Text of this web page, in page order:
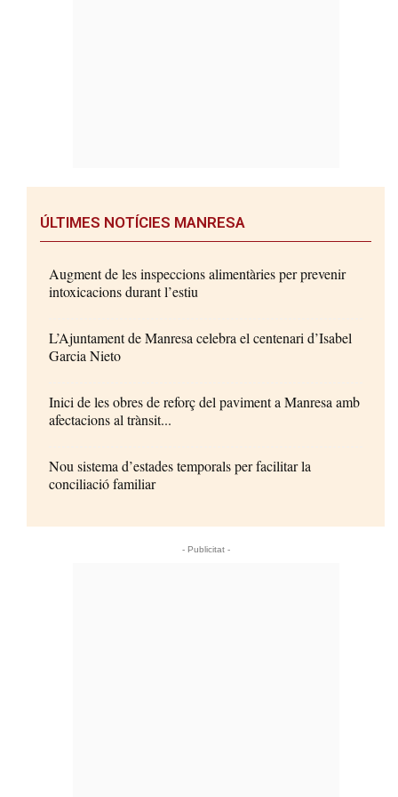
ÚLTIMES NOTÍCIES MANRESA
Augment de les inspeccions alimentàries per prevenir
intoxicacions durant l’estiu
L’Ajuntament de Manresa celebra el centenari d’Isabel
Garcia Nieto
Inici de les obres de reforç del paviment a Manresa amb
afectacions al trànsit...
Nou sistema d’estades temporals per facilitar la
conciliació familiar
- Publicitat -